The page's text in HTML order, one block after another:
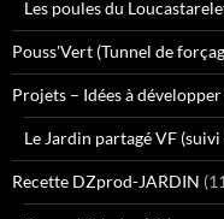
Les poules du
Pouss'Vert (Tunnel de
Projets – Idées à développer
Le Jardin partagé VF
Recette DZprod-JARDIN